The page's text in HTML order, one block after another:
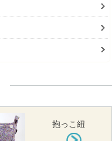
抱っこ紐